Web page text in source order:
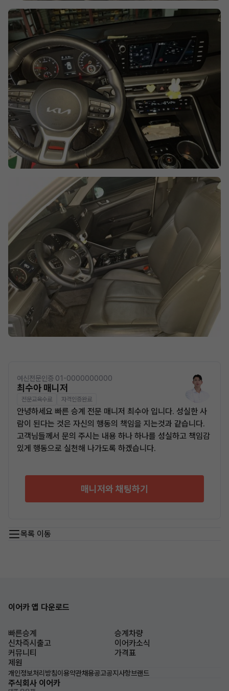
여신전문인증 01-0000000000
최수아 매니저
전문교육수료 자격인증완료
안녕하세요 빠른 승계 전문 매니저 최수아 입니다. 성실한 사
람이 된다는 것은 자신의 행동의 책임을 지는것과 같습니다.
고객님들께서 문의 주시는 내용 하나 하나를 성실하고 책임감
있게 행동으로 실천해 나가도록 하겠습니다.
매니저와 채팅하기
목록 이동
이어카 앱 다운로드
빠른승계
승계차량
신차즉시출고
이어카소식
커뮤니티
가격표
제원
개인정보처리방침이용약관채용공고공지사항브랜드
주식회사 이어카